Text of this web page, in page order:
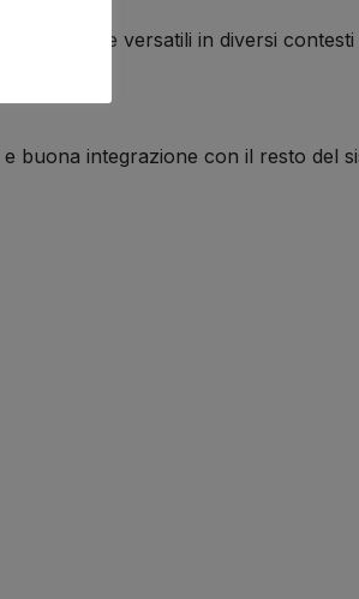
versatili in diversi contesti
buona integrazione con il resto del